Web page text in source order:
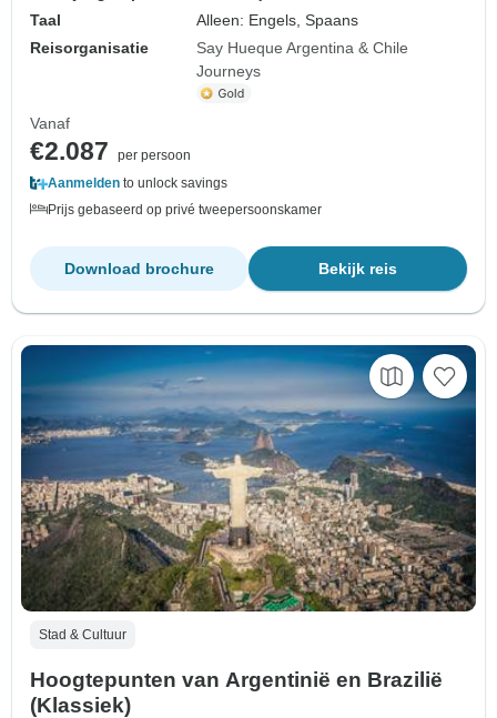
Taal
Alleen: Engels, Spaans
Reisorganisatie
Say Hueque Argentina & Chile
Journeys
Vanaf
€2.087
per persoon
Aanmelden to unlock savings
Prijs gebaseerd op privé tweepersoonskamer
Bekijk reis
Download brochure
Stad & Cultuur
Hoogtepunten van Argentinië en Brazilië
(Klassiek)